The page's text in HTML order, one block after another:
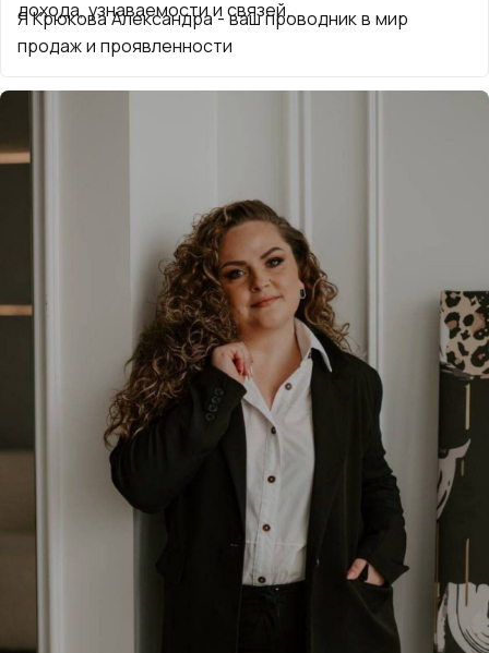
дохода, узнаваемости и связей.
Я Крюкова Александра - ваш проводник в мир
продаж и проявленности